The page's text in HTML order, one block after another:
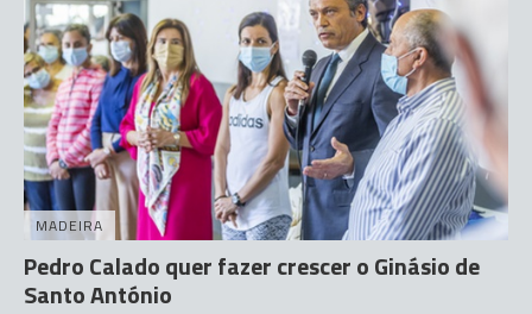
MADEIRA
Pedro Calado quer fazer crescer o Ginásio de
Santo António